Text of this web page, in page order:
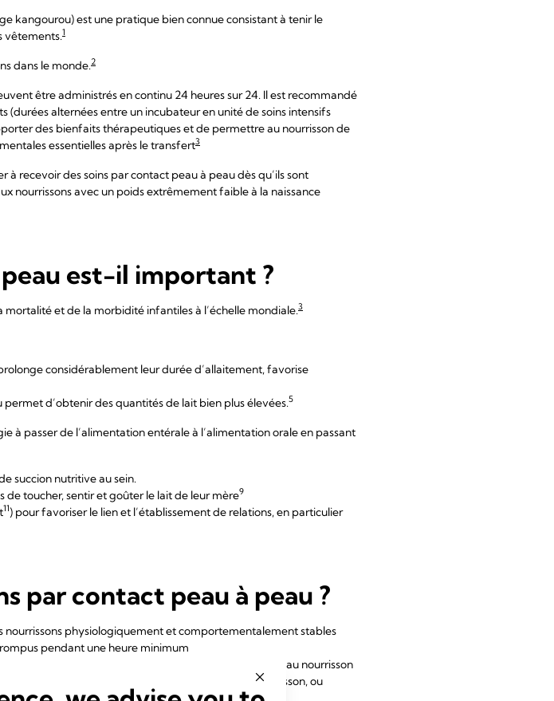
kangourou) est une pratique bien connue consistant à tenir le
vêtements.1
dans le monde.2
être administrés en continu 24 heures sur 24. Il est recommandé
alternées entre un incubateur en unité de soins intensifs
des bienfaits thérapeutiques et de permettre au nourrisson de
essentielles après le transfert3
recevoir des soins par contact peau à peau dès qu’ils sont
nourrissons avec un poids extrêmement faible à la naissance
est-il important ?
et de la morbidité infantiles à l’échelle mondiale.3
considérablement leur durée d’allaitement, favorise
d’obtenir des quantités de lait bien plus élevées.5
à passer de l’alimentation entérale à l’alimentation orale en passant
succion nutritive au sein.
de toucher, sentir et goûter le lait de leur mère9
11) pour favoriser le lien et l’établissement de relations, en particulier
par contact peau à peau ?
nourrissons physiologiquement et comportementalement stables
pendant une heure minimum
l’administration de soins par contact peau à peau au nourrisson
lors des soins par contact peau à peau avec le nourrisson, ou